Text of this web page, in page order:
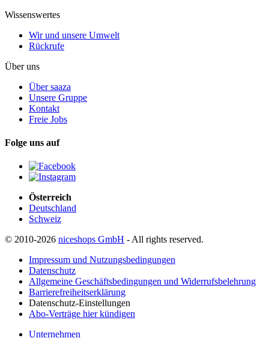
Wissenswertes
Wir und unsere Umwelt
Rückrufe
Über uns
Über saaza
Unsere Gruppe
Kontakt
Freie Jobs
Folge uns auf
Österreich
Deutschland
Schweiz
© 2010-2026 niceshops GmbH - All rights reserved.
Impressum und Nutzungsbedingungen
Datenschutz
Allgemeine Geschäftsbedingungen und Widerrufsbelehrung
Barrierefreiheitserklärung
Datenschutz-Einstellungen
Abo-Verträge hier kündigen
Unternehmen